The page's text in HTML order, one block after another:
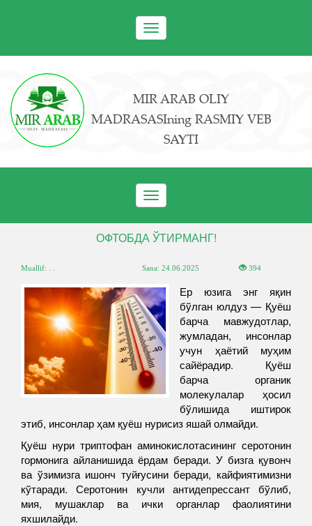
Toggle
navigation
MIR ARAB OLIY
MADRASASIning RASMIY VEB
SAYTI
Toggle
navigation
ОФТОБДА ЎТИРМАНГ!
Muallif: . . Sana:24.06.2025 394
Ер юзига энг яқин
бўлган юлдуз — Қуёш
барча мавжудотлар,
жумладан, инсонлар
учун ҳаётий муҳим
сайёрадир. Қуёш
барча органик
молекулалар ҳосил
бўлишида иштирок
этиб, инсонлар ҳам қуёш нурисиз яшай олмайди.
Қуёш нури триптофан аминокислотасининг серотонин
гормонига айланишида ёрдам беради. У бизга қувонч
ва ўзимизга ишонч туйғусини беради, кайфиятимизни
кўтаради. Серотонин кучли антидепрессант бўлиб,
мия, мушаклар ва ички органлар фаолиятини
яхшилайди.